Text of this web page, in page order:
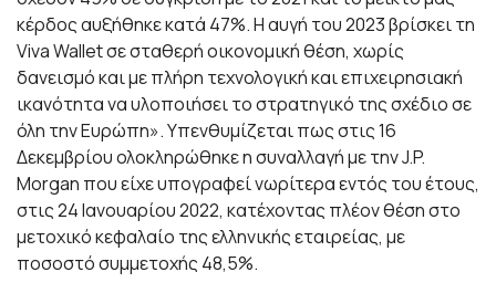
κέρδος αυξήθηκε κατά 47%. Η αυγή του 2023 βρίσκει τη
Viva Wallet σε σταθερή οικονομική θέση, χωρίς
δανεισμό και με πλήρη τεχνολογική και επιχειρησιακή
ικανότητα να υλοποιήσει το στρατηγικό της σχέδιο σε
όλη την Ευρώπη». Υπενθυμίζεται πως στις 16
Δεκεμβρίου ολοκληρώθηκε η συναλλαγή με την J.P.
Morgan που είχε υπογραφεί νωρίτερα εντός του έτους,
στις 24 Ιανουαρίου 2022, κατέχοντας πλέον θέση στο
μετοχικό κεφαλαίο της ελληνικής εταιρείας, με
ποσοστό συμμετοχής 48,5%.